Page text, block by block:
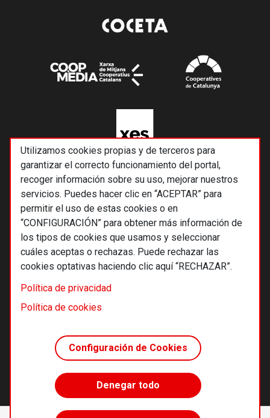
Utilizamos cookies propias y de terceros para
garantizar el correcto funcionamiento del portal,
recoger información sobre su uso, mejorar nuestros
servicios. Puedes hacer clic en “ACEPTAR” para
permitir el uso de estas cookies o en
“CONFIGURACIÓN” para obtener más información de
los tipos de cookies que usamos y seleccionar
cuáles aceptas o rechazas. Puede rechazar las
cookies optativas haciendo clic aquí “RECHAZAR”.
Política de privacidad
Política de cookies
Configuración de Cookies
Denegar todo
© 2026 Alternativas económicas SCCL
Footer
Términos y condiciones de uso
Política de cookies
Principios editoriales